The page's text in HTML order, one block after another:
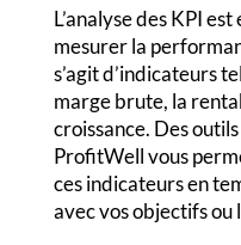
L’analyse des KPI
mesurer la
s’agit d’indicateurs
marge brute, la
croissance. Des
ProfitWell vous
ces indicateurs en
avec vos objectifs ou